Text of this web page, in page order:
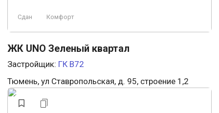
Сдан Комфорт
ЖК UNO Зеленый квартал
Застройщик: ГК В72
Тюмень, ул Ставропольская, д. 95, строение 1,2